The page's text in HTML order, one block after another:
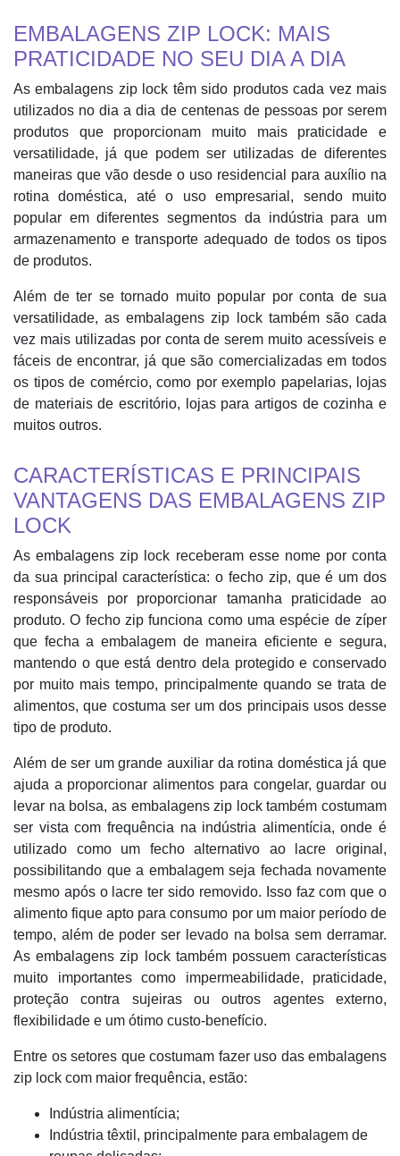
EMBALAGENS ZIP LOCK: MAIS
PRATICIDADE NO SEU DIA A DIA
As embalagens zip lock têm sido produtos cada vez mais
utilizados no dia a dia de centenas de pessoas por serem
produtos que proporcionam muito mais praticidade e
versatilidade, já que podem ser utilizadas de diferentes
maneiras que vão desde o uso residencial para auxílio na
rotina doméstica, até o uso empresarial, sendo muito
popular em diferentes segmentos da indústria para um
armazenamento e transporte adequado de todos os tipos
de produtos.
Além de ter se tornado muito popular por conta de sua
versatilidade, as embalagens zip lock também são cada
vez mais utilizadas por conta de serem muito acessíveis e
fáceis de encontrar, já que são comercializadas em todos
os tipos de comércio, como por exemplo papelarias, lojas
de materiais de escritório, lojas para artigos de cozinha e
muitos outros.
CARACTERÍSTICAS E PRINCIPAIS
VANTAGENS DAS EMBALAGENS ZIP
LOCK
As embalagens zip lock receberam esse nome por conta
da sua principal característica: o fecho zip, que é um dos
responsáveis por proporcionar tamanha praticidade ao
produto. O fecho zip funciona como uma espécie de zíper
que fecha a embalagem de maneira eficiente e segura,
mantendo o que está dentro dela protegido e conservado
por muito mais tempo, principalmente quando se trata de
alimentos, que costuma ser um dos principais usos desse
tipo de produto.
Além de ser um grande auxiliar da rotina doméstica já que
ajuda a proporcionar alimentos para congelar, guardar ou
levar na bolsa, as embalagens zip lock também costumam
ser vista com frequência na indústria alimentícia, onde é
utilizado como um fecho alternativo ao lacre original,
possibilitando que a embalagem seja fechada novamente
mesmo após o lacre ter sido removido. Isso faz com que o
alimento fique apto para consumo por um maior período de
tempo, além de poder ser levado na bolsa sem derramar.
As embalagens zip lock também possuem características
muito importantes como impermeabilidade, praticidade,
proteção contra sujeiras ou outros agentes externo,
flexibilidade e um ótimo custo-benefício.
Entre os setores que costumam fazer uso das embalagens
zip lock com maior frequência, estão:
Indústria alimentícia;
Indústria têxtil, principalmente para embalagem de